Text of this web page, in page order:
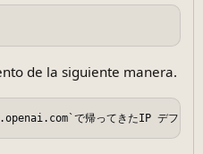
de la siguiente manera.